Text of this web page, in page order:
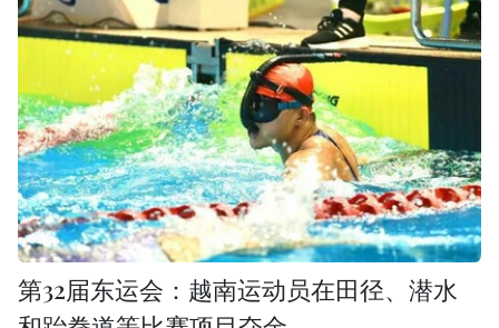
第32届东运会：越南运动员在田径、潜水